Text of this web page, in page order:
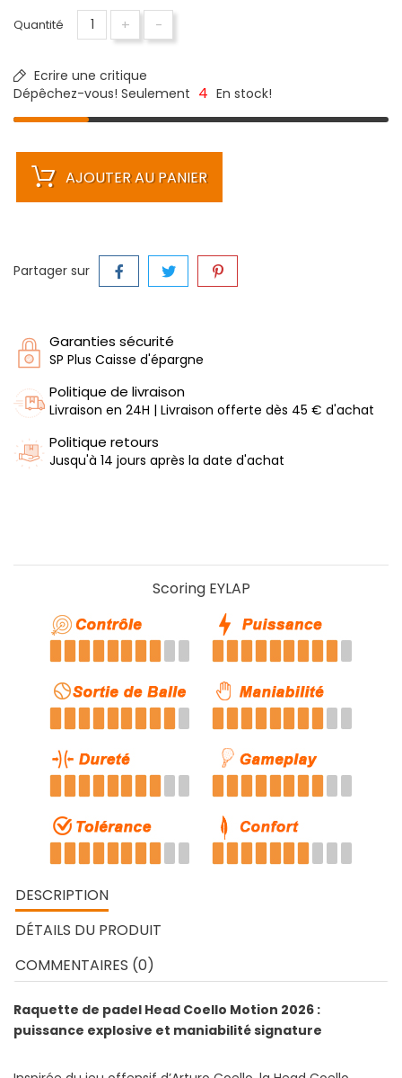
Quantité + -
Ecrire une critique
Dépêchez-vous! Seulement 4 En stock!
AJOUTER AU PANIER
Partager sur
Garanties sécurité
SP Plus Caisse d'épargne
Politique de livraison
Livraison en 24H | Livraison offerte dès 45 € d'achat
Politique retours
Jusqu'à 14 jours après la date d'achat
Scoring EYLAP
DESCRIPTION
DÉTAILS DU PRODUIT
COMMENTAIRES (0)
Raquette de padel Head Coello Motion 2026 :
puissance explosive et maniabilité signature